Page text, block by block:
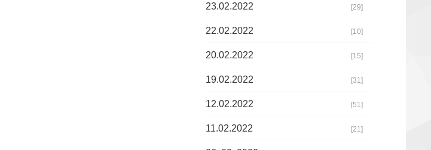
23.02.2022 [29]
22.02.2022 [10]
20.02.2022 [15]
19.02.2022 [31]
12.02.2022 [51]
11.02.2022 [21]